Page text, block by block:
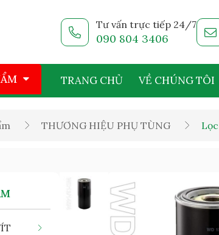
Tư vấn trực tiếp 24/7
090 804 3406
TRANG CHỦ VỀ CHÚNG TÔI
THƯƠNG HIỆU PHỤ TÙNG